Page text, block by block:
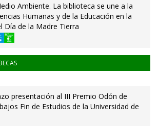
Ambiente. La biblioteca se une a la
Humanas y de la Educación en la
Día de la Madre Tierra
presentación al III Premio Odón de
Fin de Estudios de la Universidad de